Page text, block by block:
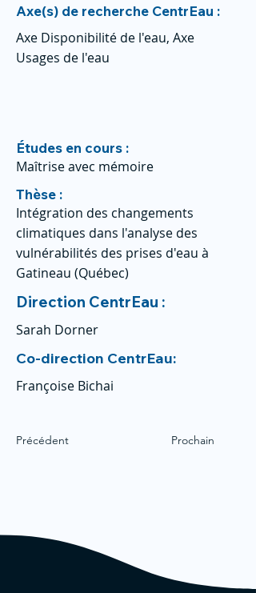
Axe(s) de recherche CentrEau :
Axe Disponibilité de l'eau, Axe
Usages de l'eau
Études en cours :
Maîtrise avec mémoire
Thèse :
Intégration des changements
climatiques dans l'analyse des
vulnérabilités des prises d'eau à
Gatineau (Québec)
Direction CentrEau :
Sarah Dorner
Co-direction CentrEau:
Françoise Bichai
Précédent Prochain